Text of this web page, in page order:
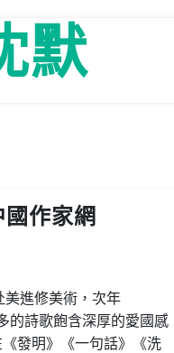
默
作家網
進修美術，次年
的詩歌飽含深厚的愛國感
發明》《一句話》《洗